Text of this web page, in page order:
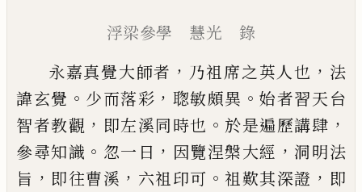
浮梁參學 慧光 錄
永嘉真覺大師者 ， 乃祖席之英人也 ， 法
諱玄覺 。 少而落彩 ， 聦敏頗異 。始者習天台
智者教觀 ， 即左溪同時也 。 於是遍歷講肆 ，
參尋知識 。 忽一日 ， 因覽涅槃大經 ， 洞明法
旨 ， 即往曹溪 ， 六祖印可 。 祖歎其深證 ， 即